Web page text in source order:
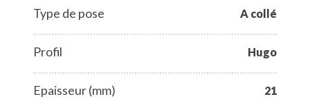
Type de pose A collé
Profil Hugo
Epaisseur (mm) 21